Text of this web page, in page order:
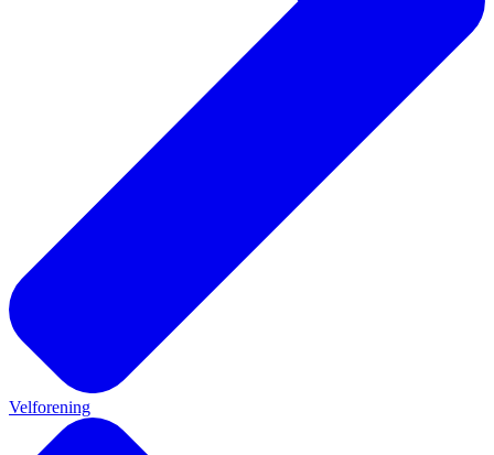
Velforening